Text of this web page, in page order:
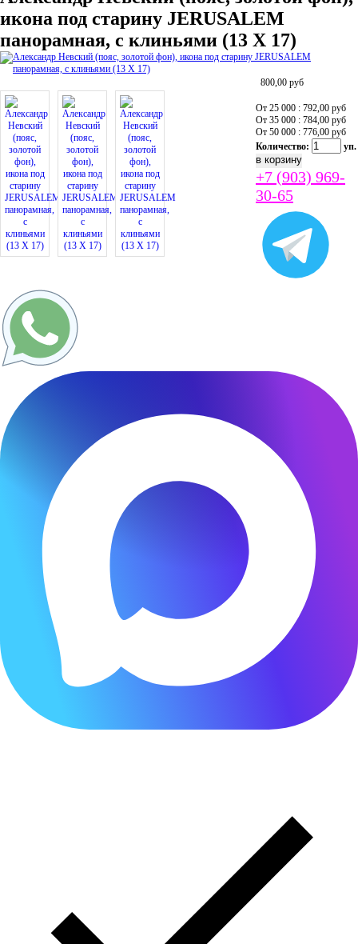
икона под старину JERUSALEM
панорамная, с клиньями (13 Х 17)
800,00 руб
От 25 000 : 792,00 руб
От 35 000 : 784,00 руб
От 50 000 : 776,00 руб
Количество:
уп.
+7 (903) 969-
30-65